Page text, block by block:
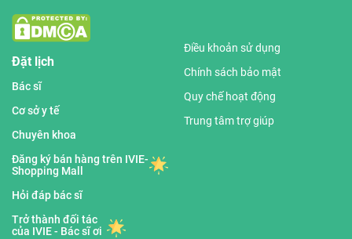
Đặt lịch
Bác sĩ
Cơ sở y tế
Chuyên khoa
Đăng ký bán hàng trên IVIE-
Shopping Mall
Hỏi đáp bác sĩ
Trở thành đối tác
của IVIE - Bác sĩ ơi
Điều khoản sử dụng
Chính sách bảo mật
Quy chế hoạt động
Trung tâm trợ giúp